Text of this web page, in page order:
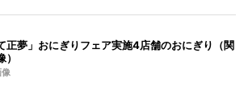
正夢」おにぎりフェア実施4店舗のおにぎり（関